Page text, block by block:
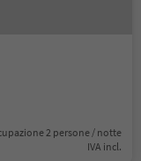
2 persone / notte
IVA incl.